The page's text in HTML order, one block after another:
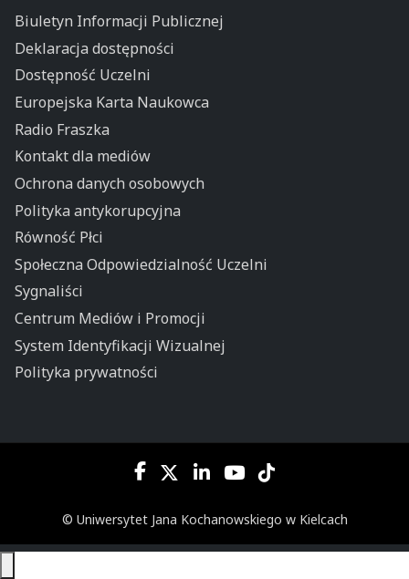
Biuletyn Informacji Publicznej
Deklaracja dostępności
Dostępność Uczelni
Europejska Karta Naukowca
Radio Fraszka
Kontakt dla mediów
Ochrona danych osobowych
Polityka antykorupcyjna
Równość Płci
Społeczna Odpowiedzialność Uczelni
Sygnaliści
Centrum Mediów i Promocji
System Identyfikacji Wizualnej
Polityka prywatności
© Uniwersytet Jana Kochanowskiego w Kielcach